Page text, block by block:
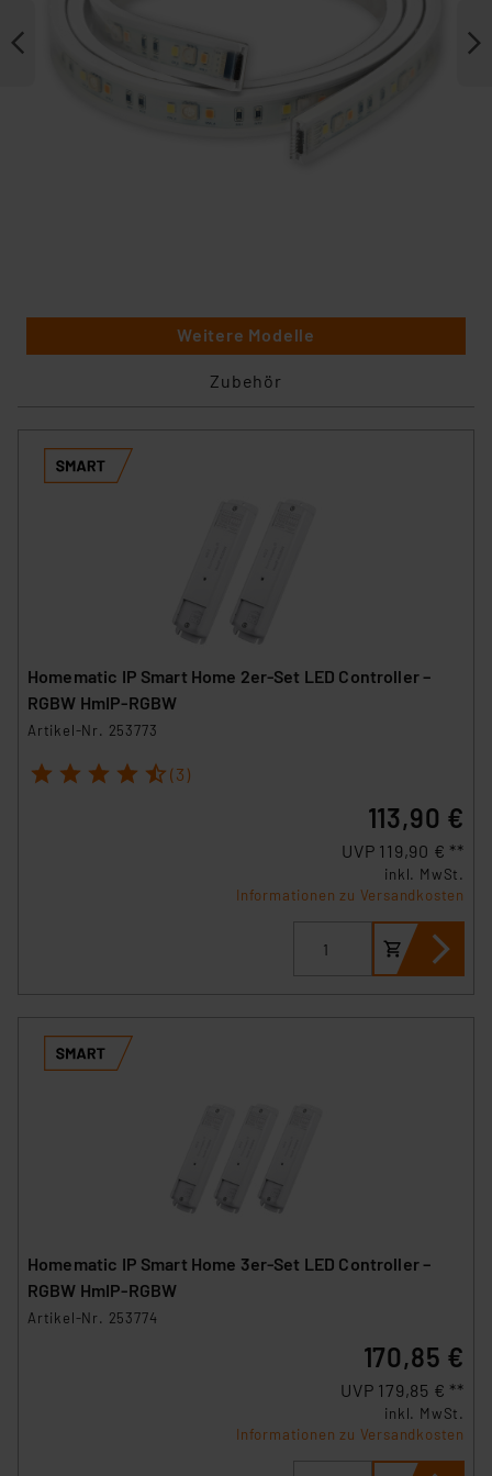
Weitere Modelle
Zubehör
Homematic IP Smart Home 2er-Set LED Controller –
RGBW HmIP-RGBW
Artikel-Nr. 253773
1 2 3 4 5 (3)
113,90 €
UVP 119,90 € **
inkl. MwSt.
Informationen zu Versandkosten
Homematic IP Smart Home 3er-Set LED Controller –
RGBW HmIP-RGBW
Artikel-Nr. 253774
170,85 €
UVP 179,85 € **
inkl. MwSt.
Informationen zu Versandkosten